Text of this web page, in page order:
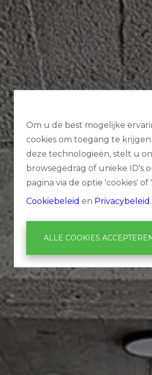
Om u de best mogelijke
cookies om toegang te
deze technologieën, stelt u
browsegedrag of unieke ID's
pagina via de optie 'cookies'
Cookiebeleid en Privacybeleid .
ALLE COOKIES